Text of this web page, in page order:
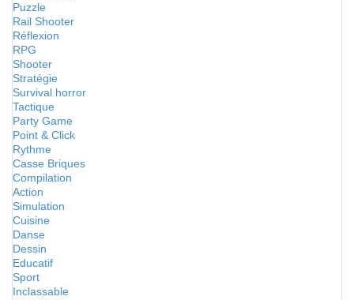
Puzzle
Rail Shooter
Réflexion
RPG
Shooter
Stratégie
Survival horror
Tactique
Party Game
Point & Click
Rythme
Casse Briques
Compilation
Action
Simulation
Cuisine
Danse
Dessin
Educatif
Sport
Inclassable